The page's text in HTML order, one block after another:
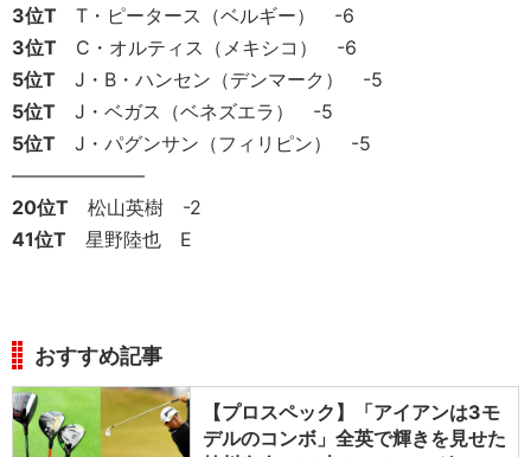
3位T T・ピータース（ベルギー） -6
3位T C・オルティス（メキシコ） -6
5位T J・B・ハンセン（デンマーク） -5
5位T J・ベガス（ベネズエラ） -5
5位T J・パグンサン（フィリピン） -5
———————
20位T 松山英樹 -2
41位T 星野陸也 E
おすすめ記事
【プロスペック】「アイアンは3モ
デルのコンボ」全英で輝きを見せた